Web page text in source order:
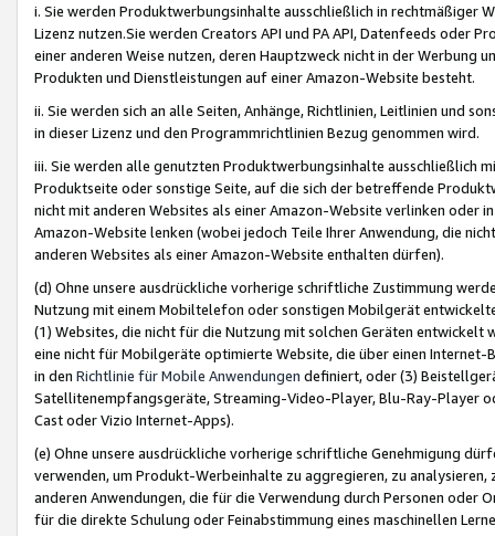
i. Sie werden Produktwerbungsinhalte ausschließlich in rechtmäßiger
Lizenz nutzen.Sie werden Creators API und PA API, Datenfeeds oder
einer anderen Weise nutzen, deren Hauptzweck nicht in der Werbung
Produkten und Dienstleistungen auf einer Amazon-Website besteht.
ii. Sie werden sich an alle Seiten, Anhänge, Richtlinien, Leitlinien und
in dieser Lizenz und den Programmrichtlinien Bezug genommen wird.
iii. Sie werden alle genutzten Produktwerbungsinhalte ausschließlich
Produktseite oder sonstige Seite, auf die sich der betreffende
nicht mit anderen Websites als einer Amazon-Website verlinken oder
Amazon-Website lenken (wobei jedoch Teile Ihrer Anwendung, die
anderen Websites als einer Amazon-Website enthalten dürfen).
(d) Ohne unsere ausdrückliche vorherige schriftliche Zustimmung
Nutzung mit einem Mobiltelefon oder sonstigen Mobilgerät
(1) Websites, die nicht für die Nutzung mit solchen Geräten
eine nicht für Mobilgeräte optimierte Website, die über einen
in den Richtlinie für Mobile Anwendungen definiert, oder (3)
Satellitenempfangsgeräte, Streaming-Video-Player, Blu-Ray-Player
Cast oder Vizio Internet-Apps).
(e) Ohne unsere ausdrückliche vorherige schriftliche Genehmigung
verwenden, um Produkt-Werbeinhalte zu aggregieren, zu
anderen Anwendungen, die für die Verwendung durch Personen
für die direkte Schulung oder Feinabstimmung eines maschinellen